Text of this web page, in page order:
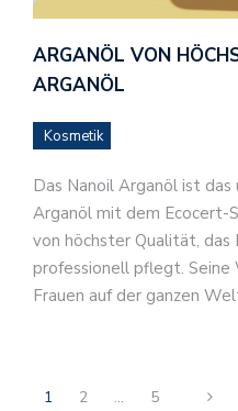
ARGANÖL VON
ARGANÖL
Kosmetik
Das Nanoil Arganöl ist
Arganöl mit dem Ecocert-
von höchster Qualität, das
professionell pflegt.
Frauen auf der ganzen
1 2 … 5